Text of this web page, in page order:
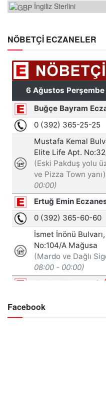
İngiliz Sterlini
NÖBETÇİ ECZANELER
Facebook